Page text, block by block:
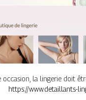
la lingerie doit
https://www.detaillants-